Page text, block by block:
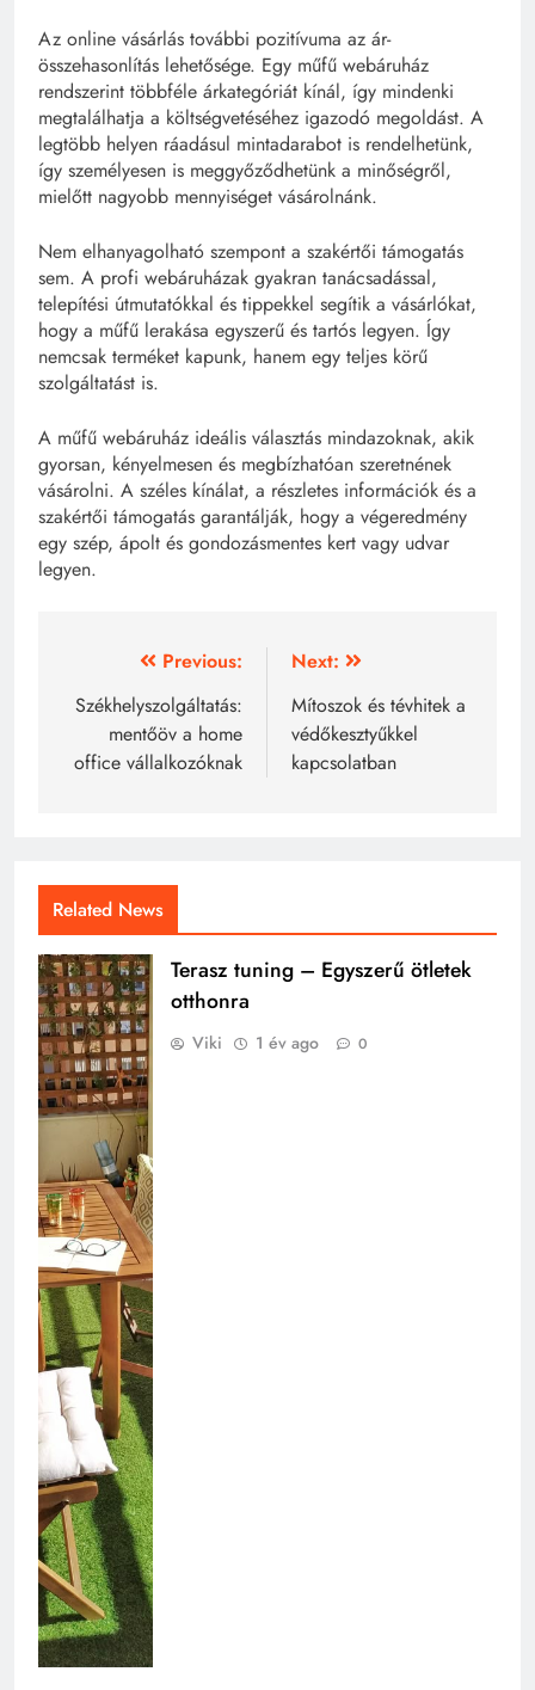
Az online vásárlás további pozitívuma az ár-
összehasonlítás lehetősége. Egy műfű webáruház
rendszerint többféle árkategóriát kínál, így mindenki
megtalálhatja a költségvetéséhez igazodó megoldást. A
legtöbb helyen ráadásul mintadarabot is rendelhetünk,
így személyesen is meggyőződhetünk a minőségről,
mielőtt nagyobb mennyiséget vásárolnánk.
Nem elhanyagolható szempont a szakértői támogatás
sem. A profi webáruházak gyakran tanácsadással,
telepítési útmutatókkal és tippekkel segítik a vásárlókat,
hogy a műfű lerakása egyszerű és tartós legyen. Így
nemcsak terméket kapunk, hanem egy teljes körű
szolgáltatást is.
A műfű webáruház ideális választás mindazoknak, akik
gyorsan, kényelmesen és megbízhatóan szeretnének
vásárolni. A széles kínálat, a részletes információk és a
szakértői támogatás garantálják, hogy a végeredmény
egy szép, ápolt és gondozásmentes kert vagy udvar
legyen.
Bejegyzés
navigáció
Previous:
Székhelyszolgáltatás:
mentőöv a home
office vállalkozóknak
Next:
Mítoszok és tévhitek a
védőkesztyűkkel
kapcsolatban
Related News
Terasz tuning – Egyszerű ötletek
otthonra
Viki 1 év ago 0